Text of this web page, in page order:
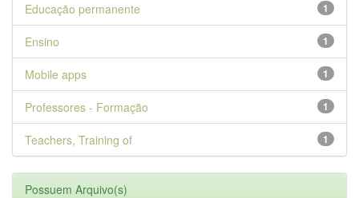
1
Educação permanente
1
Ensino
1
Mobile apps
1
Professores - Formação
1
Teachers, Training of
Possuem Arquivo(s)